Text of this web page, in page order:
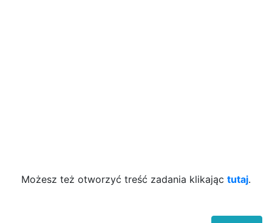
Możesz też otworzyć treść zadania klikając tutaj.